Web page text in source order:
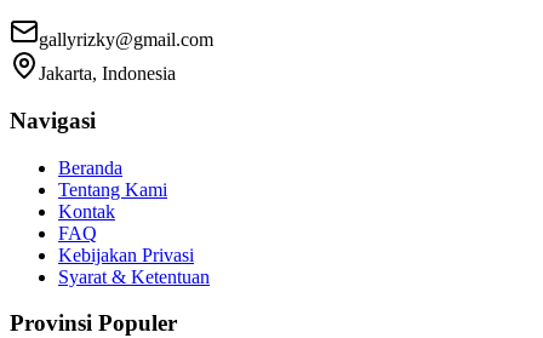
gallyrizky@gmail.com
Jakarta, Indonesia
Navigasi
Beranda
Tentang Kami
Kontak
FAQ
Kebijakan Privasi
Syarat & Ketentuan
Provinsi Populer